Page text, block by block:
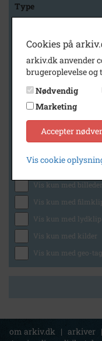
Type
Arkiv
Historisk Arkiv
Generelt
Vis kun med billeder
Vis kun med
Vis kun med lydklip
Vis kun med kilder
Vis kun med geo-tag
om arkiv.dk | arkiver |
Cookies på
arkiv.dk anvender
brugeroplevelse
Nødvendig
Marketing
Accepter
Vis cookie